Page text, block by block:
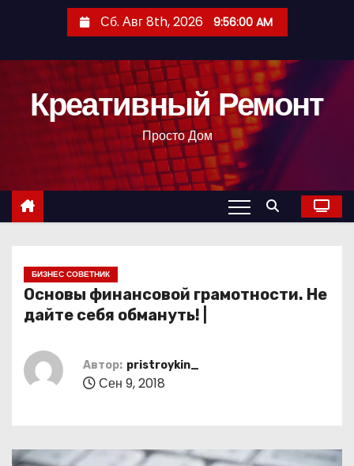
с
Сб. Авг 8th, 2026 9:56:01 AM
Креативный Ремонт
Просто Дом
БИЗНЕС СОВЕТНИК
Основы финансовой грамотности. Не
дайте себя обмануть! |
Автор: pristroykin_
Сен 9, 2018